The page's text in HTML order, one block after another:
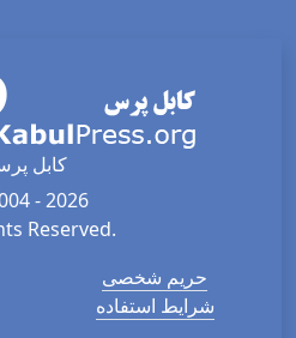
کابل
- 2026
Reserved.
حریم شخصی
شرایط استفاده